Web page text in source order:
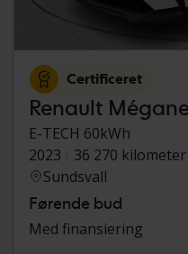
Certificeret
Renault Mégane
E-TECH 60kWh
2023
36 270 kilometer
Sundsvall
Førende bud
Med finansiering